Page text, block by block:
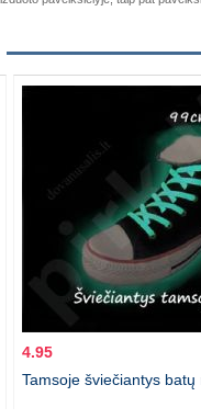
4.95
Tamsoje šviečiantys batų